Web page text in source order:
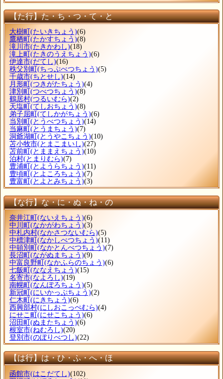
【た行】た・ち・つ・て・と
大樹町 (たいきちょう)(6)
鷹栖町 (たかすちょう)(8)
滝川市(たきかわし)(18)
滝上町 (たきのうえちょう)(6)
伊達市(だてし)(16)
秩父別町 (ちっぷべつちょう)(5)
千歳市(ちとせし)(14)
月形町 (つきがたちょう)(4)
津別町 (つべつちょう)(8)
鶴居村(つるいむら)(2)
天塩町 (てしおちょう)(8)
弟子屈町 (てしかがちょう)(6)
当別町 (とうべつちょう)(14)
当麻町 (とうまちょう)(7)
洞爺湖町 (とうやこちょう)(10)
苫小牧市(とまこまいし)(27)
苫前町 (とままえちょう)(10)
泊村(とまりむら)(7)
豊浦町 (とようらちょう)(11)
豊頃町 (とよころちょう)(7)
豊富町 (とよとみちょう)(3)
【な行】な・に・ぬ・ね・の
奈井江町 (ないえちょう)(6)
中川町 (なかがわちょう)(3)
中札内村(なかさつないむら)(5)
中標津町 (なかしべつちょう)(11)
中頓別町 (なかとんべつちょう)(7)
長沼町 (ながぬまちょう)(9)
中富良野町 (なかふらのちょう)(6)
七飯町 (ななえちょう)(15)
名寄市(なよろし)(19)
南幌町 (なんぽろちょう)(5)
新冠町 (にいかっぷちょう)(2)
仁木町 (にきちょう)(6)
西興部村(にしおこっぺむら)(4)
にせこ町 (にせこちょう)(6)
沼田町 (ぬまたちょう)(6)
根室市(ねむろし)(20)
登別市(のぼりべつし)(22)
【は行】は・ひ・ふ・へ・ほ
函館市(はこだてし)(102)